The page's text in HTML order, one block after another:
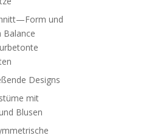
und
Balance
Designs
mit
Blusen